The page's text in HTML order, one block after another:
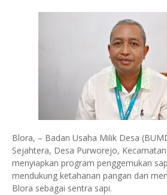
Blora, – Badan Usaha Milik Desa
Sejahtera, Desa Purworejo,
menyiapkan program penggemukan
mendukung ketahanan pangan dan
Blora sebagai sentra sapi.